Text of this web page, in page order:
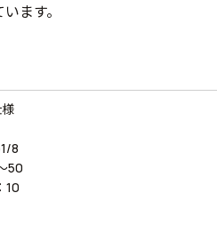
ます。
8
50
10